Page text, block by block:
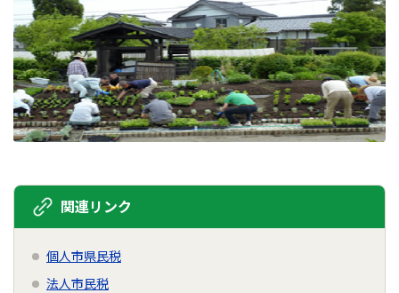
関連リンク
個人市県民税
法人市民税